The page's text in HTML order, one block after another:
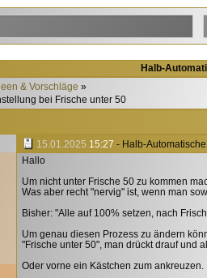
Halb-
& Vorschläge
bei Frische unter 50
15.01.2025 15:27 - Halb-
Hallo
Um nicht unter Frische 50 zu kommen
Was aber recht "nervig" ist, wenn man
Bisher: "Alle auf 100% setzen, nach
Um genau diesen Prozess zu ändern
"Frische unter 50", man drückt drauf und
Oder vorne ein Kästchen zum ankreuzen.